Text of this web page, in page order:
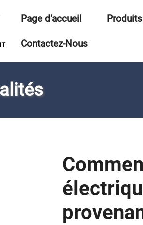
Page d'accueil Produits
Contactez-Nous